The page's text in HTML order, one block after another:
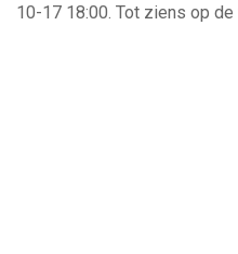
10-17 18:00. Tot ziens op